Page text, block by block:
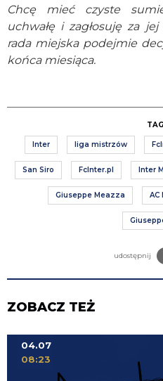
Chcę mieć czyste
uchwałę i zagłosuję za
rada miejska podejmie
końca miesiąca.
Inter liga mistrzów
San Siro FcInter.pl Inter
Giuseppe Meazza AC
udostępnij
ZOBACZ TEŻ
04.07
08:23